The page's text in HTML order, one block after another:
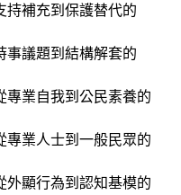
持補充到保護替代的
事議題到結構解套的
專業自我到公民素養的
專業人士到一般民眾的
外顯行為到認知基模的